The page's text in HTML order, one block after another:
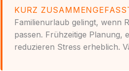
KURZ
Familienurlaub gelingt, wenn
passen. Frühzeitige Planung,
reduzieren Stress erheblich.